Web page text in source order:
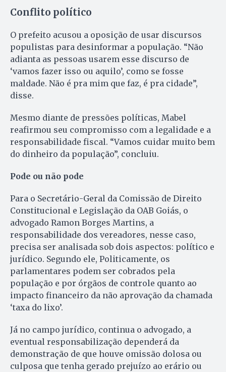
Conflito político
O prefeito acusou a oposição de usar discursos
populistas para desinformar a população. “Não
adianta as pessoas usarem esse discurso de
‘vamos fazer isso ou aquilo’, como se fosse
maldade. Não é pra mim que faz, é pra cidade”,
disse.
Mesmo diante de pressões políticas, Mabel
reafirmou seu compromisso com a legalidade e a
responsabilidade fiscal. “Vamos cuidar muito bem
do dinheiro da população”, concluiu.
Pode ou não pode
Para o Secretário-Geral da Comissão de Direito
Constitucional e Legislação da OAB Goiás, o
advogado Ramon Borges Martins, a
responsabilidade dos vereadores, nesse caso,
precisa ser analisada sob dois aspectos: político e
jurídico. Segundo ele, Politicamente, os
parlamentares podem ser cobrados pela
população e por órgãos de controle quanto ao
impacto financeiro da não aprovação da chamada
‘taxa do lixo’.
Já no campo jurídico, continua o advogado, a
eventual responsabilização dependerá da
demonstração de que houve omissão dolosa ou
culposa que tenha gerado prejuízo ao erário ou